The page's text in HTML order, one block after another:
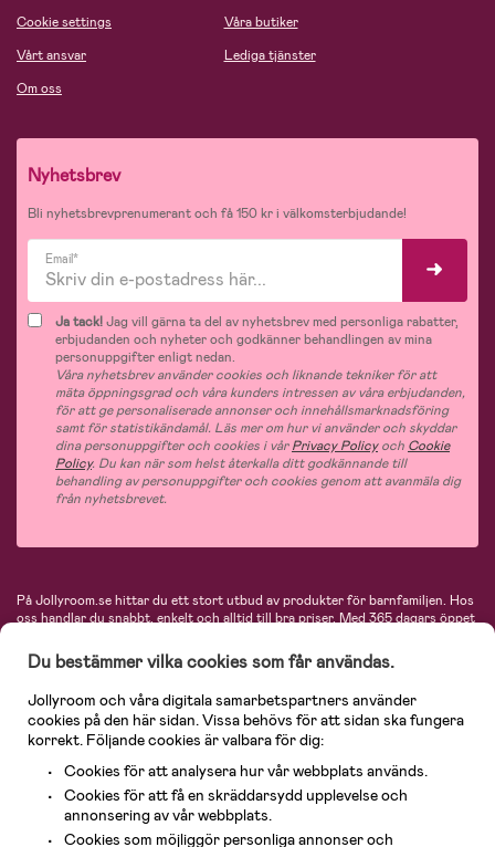
Cookie settings
Vårt ansvar
Om oss
Våra butiker
Lediga tjänster
Nyhetsbrev
Bli nyhetsbrevprenumerant och få 150 kr i välkomsterbjudande!
Email*
Ja tack!Jag vill gärna ta del av nyhetsbrev med personliga rabatter,
erbjudanden och nyheter och godkänner behandlingen av mina
personuppgifter enligt nedan.
Våra nyhetsbrev använder cookies och liknande tekniker för att
mäta öppningsgrad och våra kunders intressen av våra erbjudanden,
för att ge personaliserade annonser och innehållsmarknadsföring
samt för statistikändamål. Läs mer om hur vi använder och skyddar
dina personuppgifter och cookies i vårPrivacy Policyoch Cookie
Policy. Du kan när som helst återkalla ditt godkännande till
behandling av personuppgifter och cookies genom att avanmäla dig
från nyhetsbrevet.
På Jollyroom.se hittar du ett stort utbud av produkter för barnfamiljen. Hos
oss handlar du snabbt, enkelt och alltid till bra priser.Med 365 dagars öppet
hos oss. I vårt sortiment hittar du barnvagnar, bilstolar, kläder för barn och
baby, produkter för mamman, massor av inspirerande inredning, leksaker,
babyprodukter och mycket mer. Vi erbjuder produkter från välkända
varumärken så som Britax, Maxi-Cosi, Baby Jogger, BabyBjörn, Didriksons,
KidKraft, Ergobaby, Philips Avent, Neonate, Cybex, LEGO och många fler.
Välkommen in och kika runt i Nordens största barn- och babybutik på nätet!
Du bestämmer vilka cookies som får användas.
Jollyroom och våra digitala samarbetspartners använder
cookies på den här sidan. Vissa behövs för att sidan ska fungera
korrekt. Följande cookies är valbara för dig:
Cookies för att analysera hur vår webbplats används.
Cookies för att få en skräddarsydd upplevelse och
annonsering av vår webbplats.
Cookies som möjliggör personliga annonser och